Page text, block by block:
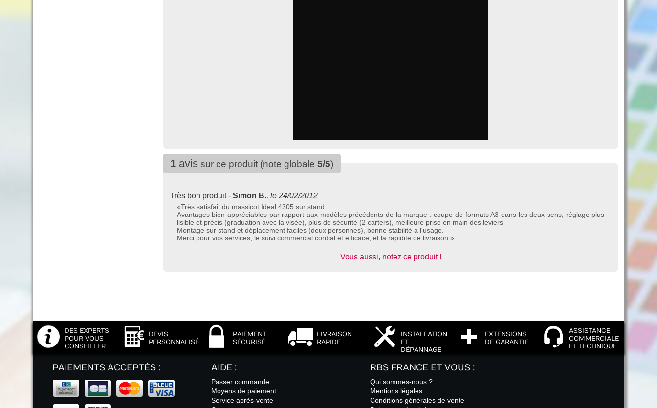
1 avis sur ce produit (note globale5/5)
Très bon produit - Simon B., le 24/02/2012
«Très satisfait du massicot Ideal 4305 sur stand.
Avantages bien appréciables par rapport aux modèles précédents de la marque : coupe de formats A3 dans les deux sens, réglage plus
lisible et précis (graduation avec la visée), plus de sécurité (2 carters), meilleure prise en main des leviers.
Montage sur stand et déplacement faciles (deux personnes), bonne stabilité à l'usage.
Merci pour vos services, le suivi commercial cordial et efficace, et la rapidité de livraison.»
Vous aussi, notez ce produit !
DES EXPERTS
POUR VOUS
CONSEILLER
DEVIS
PERSONNALISÉ
PAIEMENT
SÉCURISÉ
LIVRAISON
RAPIDE
INSTALLATION
ET
DÉPANNAGE
EXTENSIONS
DE GARANTIE
ASSISTANCE
COMMERCIALE
ET TECHNIQUE
PAIEMENTS ACCEPTÉS : AIDE :
Passer commande
Moyens de paiement
Service après-vente
RBS FRANCE ET VOUS :
Qui sommes-nous ?
Mentions légales
Conditions générales de vente